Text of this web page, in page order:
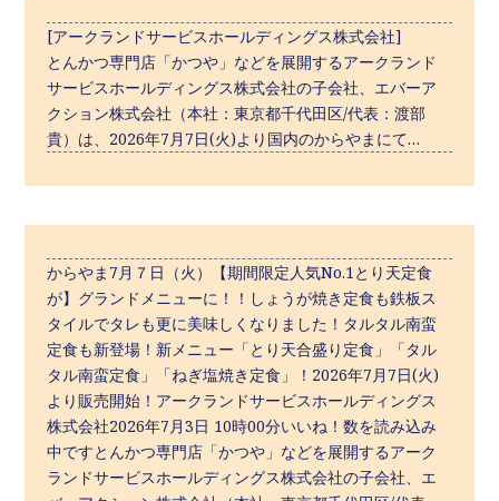
[アークランドサービスホールディングス株式会社]
とんかつ専門店「かつや」などを展開するアークランド
サービスホールディングス株式会社の子会社、エバーア
クション株式会社（本社：東京都千代田区/代表：渡部
貴）は、2026年7月7日(火)より国内のからやまにて…
からやま7月７日（火）【期間限定人気No.1とり天定食
が】グランドメニューに！！しょうが焼き定食も鉄板ス
タイルでタレも更に美味しくなりました！タルタル南蛮
定食も新登場！新メニュー「とり天合盛り定食」「タル
タル南蛮定食」「ねぎ塩焼き定食」！2026年7月7日(火)
より販売開始！アークランドサービスホールディングス
株式会社2026年7月3日 10時00分いいね！数を読み込み
中ですとんかつ専⾨店「かつや」などを展開するアーク
ランドサービスホールディングス株式会社の⼦会社、エ